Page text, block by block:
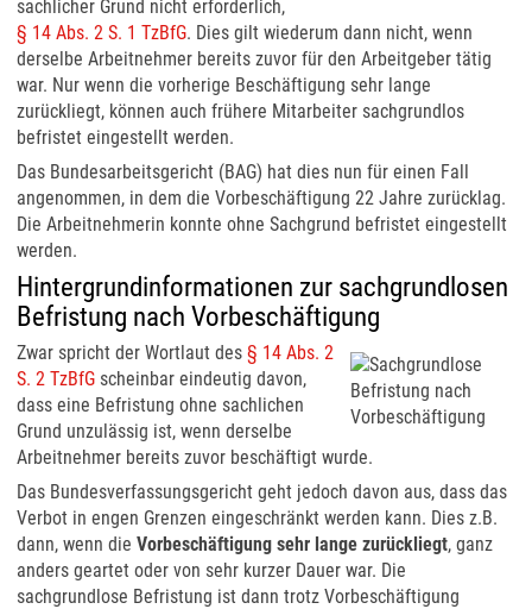
sachlicher Grund nicht erforderlich,
§ 14 Abs. 2 S. 1 TzBfG. Dies gilt wiederum dann nicht, wenn
derselbe Arbeitnehmer bereits zuvor für den Arbeitgeber tätig
war. Nur wenn die vorherige Beschäftigung sehr lange
zurückliegt, können auch frühere Mitarbeiter sachgrundlos
befristet eingestellt werden.
Das Bundesarbeitsgericht (BAG) hat dies nun für einen Fall
angenommen, in dem die Vorbeschäftigung 22 Jahre zurücklag.
Die Arbeitnehmerin konnte ohne Sachgrund befristet eingestellt
werden.
Hintergrundinformationen zur sachgrundlosen
Befristung nach Vorbeschäftigung
Zwar spricht der Wortlaut des § 14 Abs. 2
S. 2 TzBfG scheinbar eindeutig davon,
dass eine Befristung ohne sachlichen
Grund unzulässig ist, wenn derselbe
Arbeitnehmer bereits zuvor beschäftigt wurde.
Das Bundesverfassungsgericht geht jedoch davon aus, dass das
Verbot in engen Grenzen eingeschränkt werden kann. Dies z.B.
dann, wenn die Vorbeschäftigung sehr lange zurückliegt, ganz
anders geartet oder von sehr kurzer Dauer war. Die
sachgrundlose Befristung ist dann trotz Vorbeschäftigung